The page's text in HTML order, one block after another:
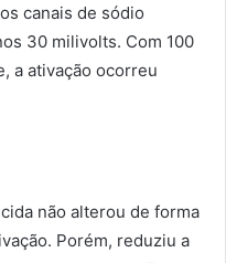
canais de sódio
30 milivolts. Com 100
a ativação ocorreu
não alterou de forma
Porém, reduziu a